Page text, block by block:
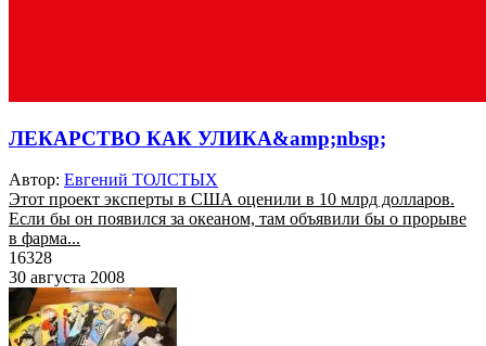
ЛЕКАРСТВО КАК УЛИКА&amp;nbsp;
Автор: Евгений ТОЛСТЫХ
Этот проект эксперты в США оценили в 10 млрд долларов.
Если бы он появился за океаном, там объявили бы о прорыве
в фарма...
16328
30 августа 2008